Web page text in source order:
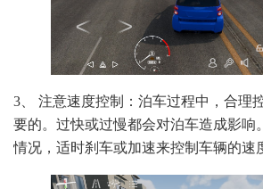
3、 注意速度控制：泊车过程中，合理
要的。过快或过慢都会对泊车造成影响
情况，适时刹车或加速来控制车辆的速